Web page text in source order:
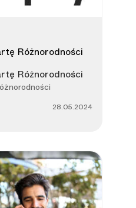
Różnorodności
Różnorodności
28.05.2024